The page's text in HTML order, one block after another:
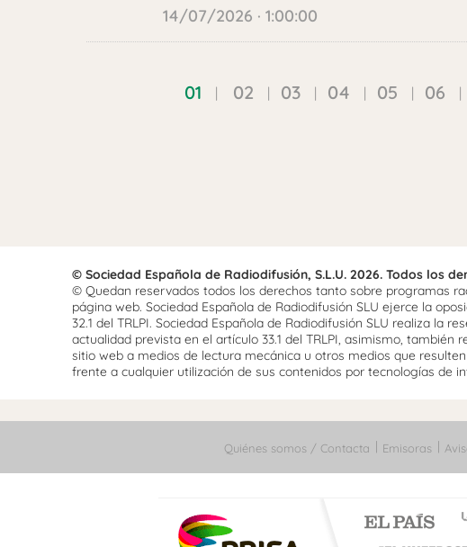
14/07/2026 · 1:00:00
01 02 03 04 05 06
© Sociedad Española de Radiodifusión, S.L.U. 2026. Todos los
© Quedan reservados todos los derechos tanto sobre programas
página web. Sociedad Española de Radiodifusión SLU ejerce la
32.1 del TRLPI. Sociedad Española de Radiodifusión SLU realiza
actualidad prevista en el artículo 33.1 del TRLPI, asimismo,
sitio web a medios de lectura mecánica u otros medios que
frente a cualquier utilización de sus contenidos por tecnologías de
Quiénes somos / Contacta Emisoras